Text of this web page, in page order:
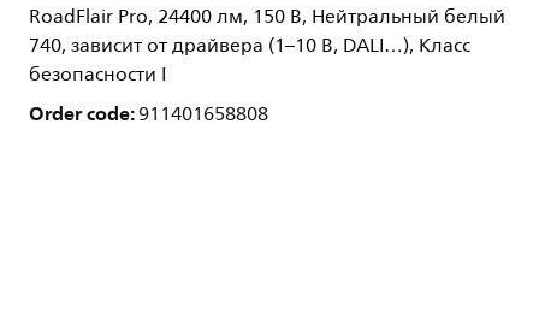
RoadFlair Pro, 24400 лм, 150 В, Нейтральный белый
740, зависит от драйвера (1–10 В, DALI…), Класс
безопасности I
Order code:911401658808